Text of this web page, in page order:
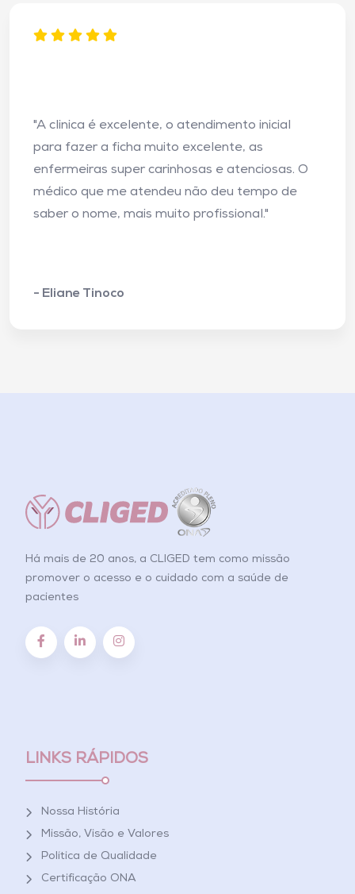
"A clinica é excelente, o atendimento inicial
para fazer a ficha muito excelente, as
enfermeiras super carinhosas e atenciosas. O
médico que me atendeu não deu tempo de
saber o nome, mais muito profissional."
- Eliane Tinoco
Há mais de 20 anos, a CLIGED tem como missão
promover o acesso e o cuidado com a saúde de
pacientes
LINKS RÁPIDOS
Nossa História
Missão, Visão e Valores
Política de Qualidade
Certificação ONA